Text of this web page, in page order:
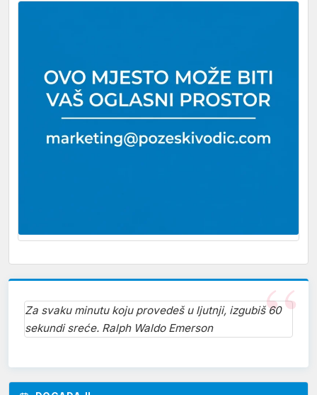
Za svaku minutu koju provedeš u ljutnji, izgubiš 60
sekundi sreće. Ralph Waldo Emerson